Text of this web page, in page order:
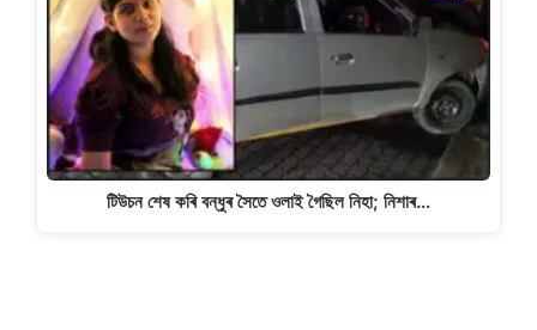
টিউচন শেষ কৰি বন্ধুৰ সৈতে ওলাই গৈছিল নিহা; নিশাৰ…